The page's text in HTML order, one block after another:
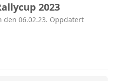
2023
den 06.02.23. Oppdatert